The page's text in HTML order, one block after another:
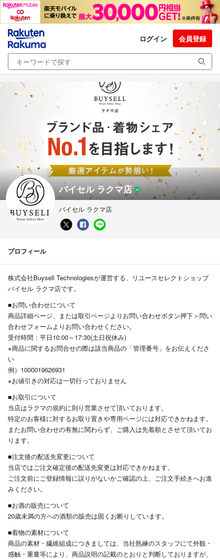
ログイン 会員登録
バイセル ラクマ店
バイセル ラクマ店
プロフィール
株式会社Buysell Technologiesが運営する、リユースセレクトショップ
バイセル ラクマ店です。
■お問い合わせについて
商品詳細ページ、または取引ページよりお問い合わせボタン押下＞問い
合わせフォームよりお問い合わせください。
受付時間：平日10:00～17:30(土日祝休み)
※商品に関するお問合せの際は該当商品の「管理番号」をお伝えくださ
い
例）1000019626931
※お値引きの対応は一切行っておりません
■お取引について
当店はラクマの規約に則り営業させて頂いております。
特定のお客様に対するお取り置きや専用ページには対応できかねます。
またお問い合わせの有無に関わらず、ご購入は先着順とさせて頂いてお
ります。
■注文後の配送先変更について
当店ではご注文確定後の配送先変更は対応できかねます。
ご注文前にご登録情報に誤りがないかご確認の上、ご注文手続きへお進
みください。
■お酒の販売について
20歳未満の方への酒類の販売は固くお断りしています。
■着物の素材について
商品の素材・繊維組成につきましては、当社熟練のスタッフにて外観・
感触・重量等により、商品説明の記載のとおりと判断しておりますが、